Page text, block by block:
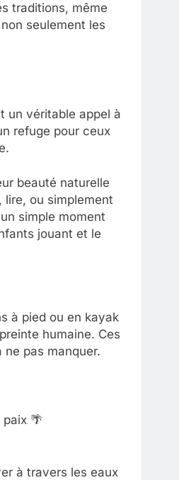
traditions, même
seulement les
un véritable appel à
refuge pour ceux
beauté naturelle
lire, ou simplement
simple moment
jouant et le
à pied ou en kayak
humaine. Ces
pas manquer.
🌴
à travers les eaux